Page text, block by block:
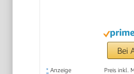
Bei
* Anzeige Preis inkl.